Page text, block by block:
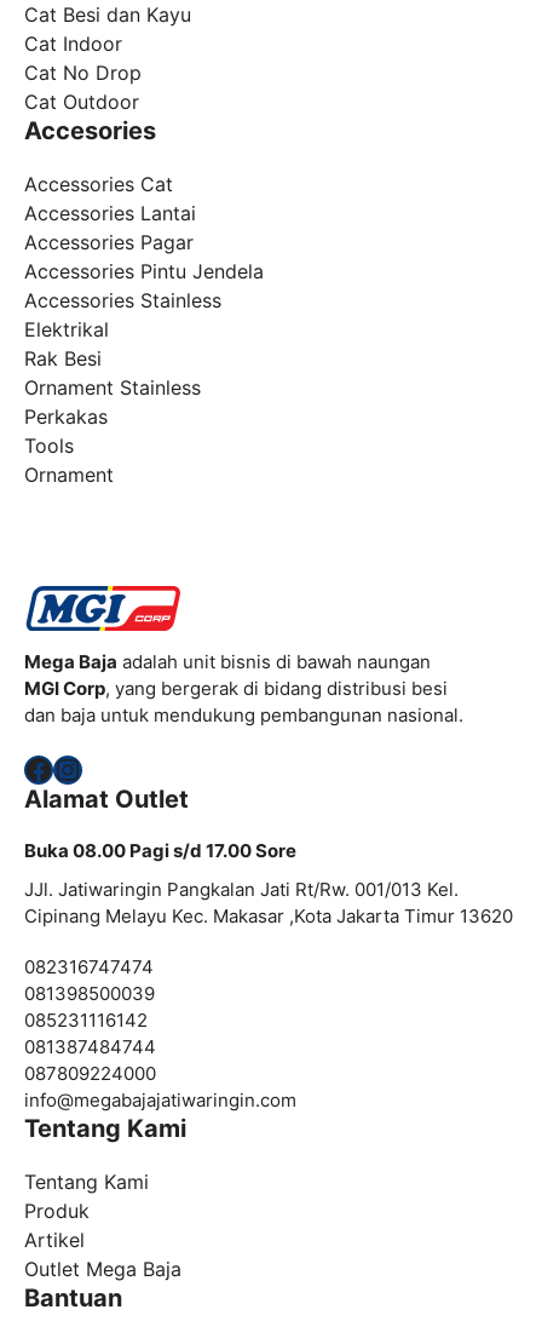
Cat Besi dan Kayu
Cat Indoor
Cat No Drop
Cat Outdoor
Accesories
Accessories Cat
Accessories Lantai
Accessories Pagar
Accessories Pintu Jendela
Accessories Stainless
Elektrikal
Rak Besi
Ornament Stainless
Perkakas
Tools
Ornament
Mega Baja adalah unit bisnis di bawah naungan
MGI Corp, yang bergerak di bidang distribusi besi
dan baja untuk mendukung pembangunan nasional.
Facebook
Instagram
Alamat Outlet
Buka 08.00 Pagi s/d 17.00 Sore
JJl. Jatiwaringin Pangkalan Jati Rt/Rw. 001/013 Kel.
Cipinang Melayu Kec. Makasar ,Kota Jakarta Timur 13620
082316747474
081398500039
085231116142
081387484744
087809224000
info@megabajajatiwaringin.com
Tentang Kami
Tentang Kami
Produk
Artikel
Outlet Mega Baja
Bantuan